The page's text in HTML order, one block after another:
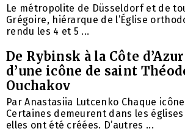
Le métropolite de Düsseldorf et de
Grégoire, hiérarque de l’Église
rendu les 4 et 5 ...
De Rybinsk à la Côte
d’une icône de saint
Ouchakov
Par Anastasiia Lutcenko Chaque
Certaines demeurent dans les
elles ont été créées. D’autres ...